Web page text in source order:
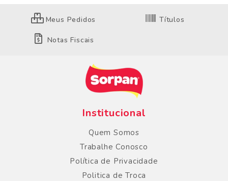
Meus Pedidos Títulos
Notas Fiscais
Institucional
Quem Somos
Trabalhe Conosco
Política de Privacidade
Politica de Troca